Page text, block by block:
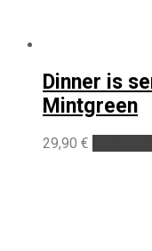
Dinner is
Mintgreen
29,90 €